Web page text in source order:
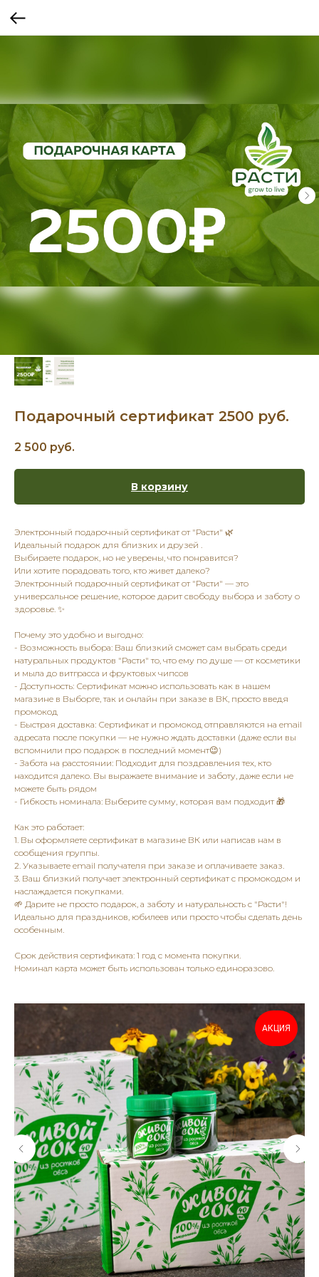
Подарочный сертификат 2500 руб.
2 500 руб.
В корзину
Электронный подарочный сертификат от "Расти" 🌿
Идеальный подарок для близких и друзей .
Выбираете подарок, но не уверены, что понравится?
Или хотите порадовать того, кто живет далеко?
Электронный подарочный сертификат от "Расти" — это
универсальное решение, которое дарит свободу выбора и заботу о
здоровье. ✨
Почему это удобно и выгодно:
- Возможность выбора: Ваш близкий сможет сам выбрать среди
натуральных продуктов "Расти" то, что ему по душе — от косметики
и мыла до витграсса и фруктовых чипсов
- Доступность: Сертификат можно использовать как в нашем
магазине в Выборге, так и онлайн при заказе в ВК, просто введя
промокод
- Быстрая доставка: Сертификат и промокод отправляются на email
адресата после покупки — не нужно ждать доставки (даже если вы
вспомнили про подарок в последний момент😉)
- Забота на расстоянии: Подходит для поздравления тех, кто
находится далеко. Вы выражаете внимание и заботу, даже если не
можете быть рядом
- Гибкость номинала: Выберите сумму, которая вам подходит 🎁
Как это работает:
1. Вы оформляете сертификат в магазине ВК или написав нам в
сообщения группы.
2. Указываете email получателя при заказе и оплачиваете заказ.
3. Ваш близкий получает электронный сертификат с промокодом и
наслаждается покупками.
🌱 Дарите не просто подарок, а заботу и натуральность с "Расти"!
Идеально для праздников, юбилеев или просто чтобы сделать день
особенным.
Срок действия сертификата: 1 год с момента покупки.
Номинал карта может быть использован только единоразово.
АКЦИЯ